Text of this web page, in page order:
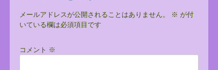
ゲ
ー
シ
ョ
メールアドレスが公開されることはありません。 ※ が付
いている欄は必須項目です
コメント ※